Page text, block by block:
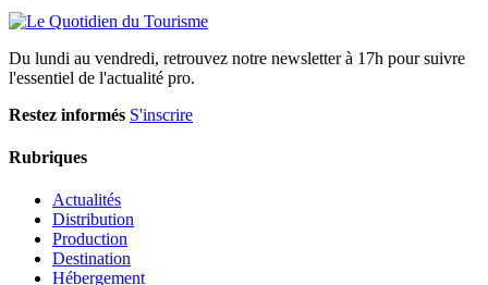
Du lundi au vendredi, retrouvez notre newsletter à 17h pour suivre
l'essentiel de l'actualité pro.
Restez informés S'inscrire
Rubriques
Actualités
Distribution
Production
Destination
Hébergement